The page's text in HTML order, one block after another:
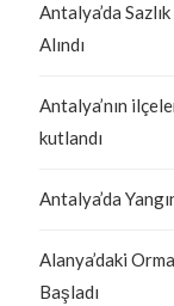
Antalya’da
Alındı
Antalya’nın
kutlandı
Antalya’da
Alanya’daki
Başladı